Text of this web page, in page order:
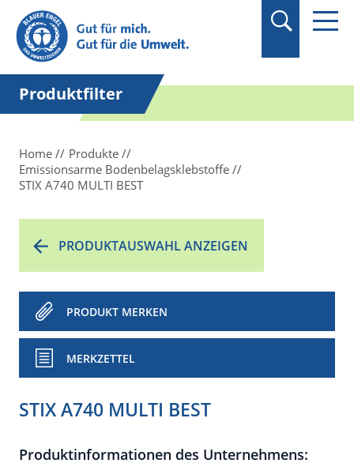
Suchbegriff in
Anführungszeichen
setzen.
Produktfilter
Home
Produkte
Emissionsarme Bodenbelagsklebstoffe
STIX A740 MULTI BEST
PRODUKTAUSWAHL ANZEIGEN
PRODUKT MERKEN
MERKZETTEL
STIX A740 MULTI BEST
Produktinformationen des Unternehmens: